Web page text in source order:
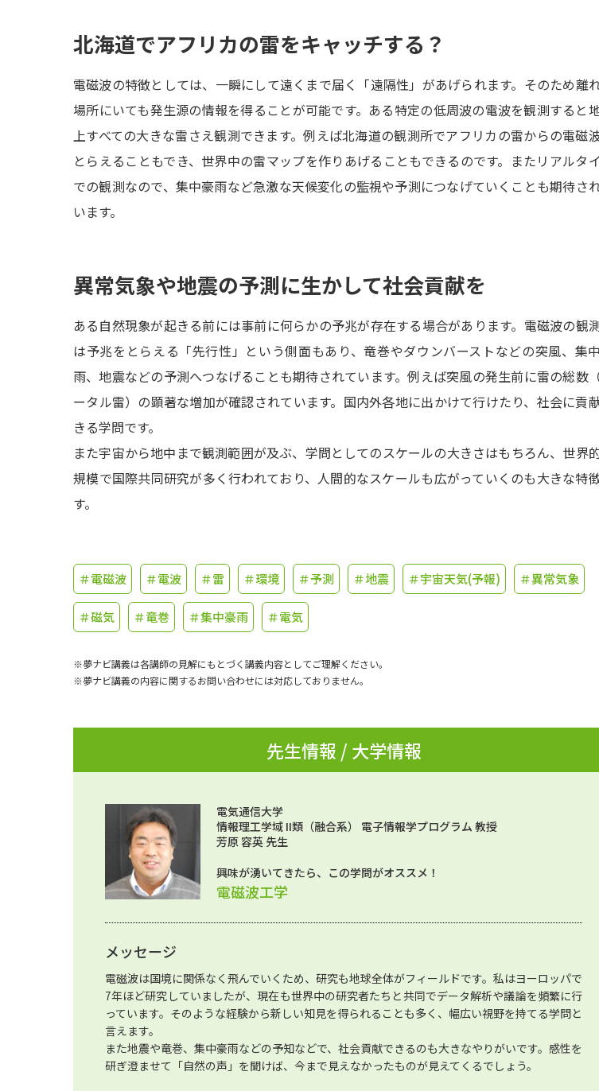
志望校・出願
併願校選び 受験
大学で学びた
学問のミニ講義「
ユーザーサポ
個人情報取扱規定
受験情報リンク
北海道でアフリカの雷をキャッチする？
電磁波の特徴としては、一瞬にして遠くまで届く「遠隔性」があげられます。そのため離
場所にいても発生源の情報を得ることが可能です。ある特定の低周波の電波を観測すると
上すべての大きな雷さえ観測できます。例えば北海道の観測所でアフリカの雷からの電磁
とらえることもでき、世界中の雷マップを作りあげることもできるのです。またリアルタ
での観測なので、集中豪雨など急激な天候変化の監視や予測につなげていくことも期待さ
います。
異常気象や地震の予測に生かして社会貢献を
ある自然現象が起きる前には事前に何らかの予兆が存在する場合があります。電磁波の観
は予兆をとらえる「先行性」という側面もあり、竜巻やダウンバーストなどの突風、集
雨、地震などの予測へつなげることも期待されています。例えば突風の発生前に雷の総数
ータル雷）の顕著な増加が確認されています。国内外各地に出かけて行けたり、社会に貢
きる学問です。
また宇宙から地中まで観測範囲が及ぶ、学問としてのスケールの大きさはもちろん、世界
規模で国際共同研究が多く行われており、人間的なスケールも広がっていくのも大きな特
す。
＃電磁波 ＃電波 ＃雷 ＃環境 ＃予測 ＃地震 ＃宇宙天気(予報) ＃異常気象
＃磁気 ＃竜巻 ＃集中豪雨 ＃電気
※夢ナビ講義は各講師の見解にもとづく講義内容としてご理解ください。
※夢ナビ講義の内容に関するお問い合わせには対応しておりません。
先生情報 / 大学情報
電気通信大学
情報理工学域 II類（融合系） 電子情報学プログラム 教授
芳原 容英 先生
興味が湧いてきたら、この学問がオススメ！
電磁波工学
メッセージ
電磁波は国境に関係なく飛んでいくため、研究も地球全体がフィールドです。私はヨーロッパで
7年ほど研究していましたが、現在も世界中の研究者たちと共同でデータ解析や議論を頻繁に行
っています。そのような経験から新しい知見を得られることも多く、幅広い視野を持てる学問と
言えます。
また地震や竜巻、集中豪雨などの予知などで、社会貢献できるのも大きなやりがいです。感性を
研ぎ澄ませて「自然の声」を聞けば、今まで見えなかったものが見えてくるでしょう。